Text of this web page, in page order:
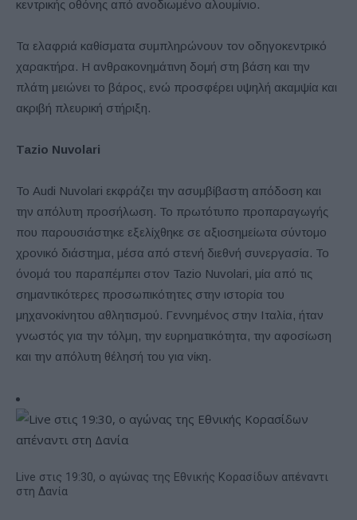
κεντρικής οθόνης από ανοδιωμένο αλουμίνιο.
Τα ελαφριά καθίσματα συμπληρώνουν τον οδηγοκεντρικό
χαρακτήρα. Η ανθρακονημάτινη δομή στη βάση και την
πλάτη μειώνει το βάρος, ενώ προσφέρει υψηλή ακαμψία και
ακριβή πλευρική στήριξη.
Tazio Nuvolari
Το Audi Nuvolari εκφράζει την ασυμβίβαστη απόδοση και
την απόλυτη προσήλωση. Το πρωτότυπο προπαραγωγής
που παρουσιάστηκε εξελίχθηκε σε αξιοσημείωτα σύντομο
χρονικό διάστημα, μέσα από στενή διεθνή συνεργασία. Το
όνομά του παραπέμπει στον Tazio Nuvolari, μία από τις
σημαντικότερες προσωπικότητες στην ιστορία του
μηχανοκίνητου αθλητισμού. Γεννημένος στην Ιταλία, ήταν
γνωστός για την τόλμη, την ευρηματικότητα, την αφοσίωση
και την απόλυτη θέλησή του για νίκη.
Live στις 19:30, ο αγώνας της Εθνικής Κορασίδων απέναντι
στη Δανία